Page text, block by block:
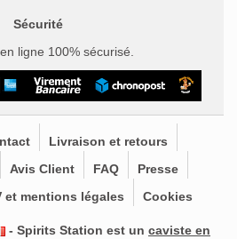
Sécurité
ligne 100% sécurisé.
Livraison et retours
Avis Client FAQ
Presse
et mentions légales Cookies
- Spirits Station est un caviste en